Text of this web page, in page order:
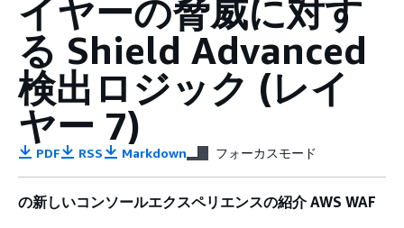
イヤーの脅威に対す
る Shield Advanced
検出ロジック (レイ
ヤー 7)
PDF RSS Markdown フォーカスモード
の新しいコンソールエクスペリエンスの紹介 AWS WAF